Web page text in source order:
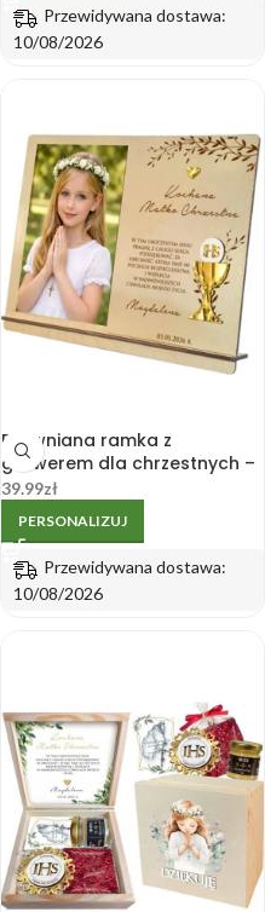
Przewidywana dostawa:
10/08/2026
Drewniana ramka z
grawerem dla chrzestnych –
zdjęcie 10 x 15 cm na Komunię
39.99zł
PERSONALIZUJ
Przewidywana dostawa:
10/08/2026